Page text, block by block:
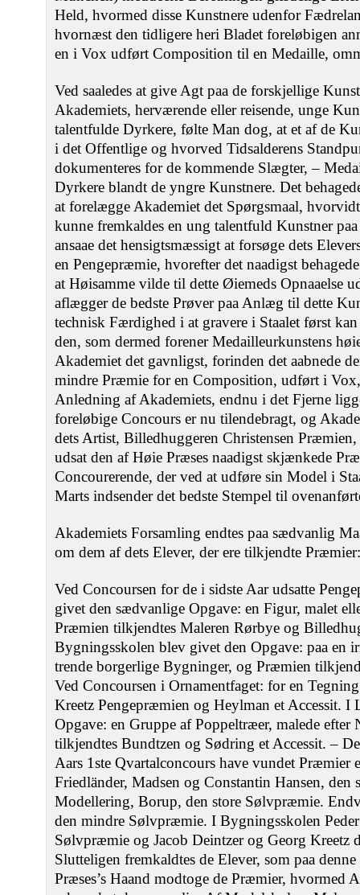
Held, hvormed disse Kunstnere udenfor
hvornæst den tidligere heri Bladet foreløbigen
en i Vox udført Composition til en Medaille,
Ved saaledes at give Agt paa de forskjellige
Akademiets, herværende eller reisende, unge
talentfulde Dyrkere, følte Man dog, at et af de
i det Offentlige og hvorved Tidsalderens
dokumenteres for de kommende Slægter, –
Dyrkere blandt de yngre Kunstnere. Det
at forelægge Akademiet det Spørgsmaal,
kunne fremkaldes en ung talentfuld Kunstner
ansaae det hensigtsmæssigt at forsøge dets
en Pengepræmie, hvorefter det naadigst
at Høisamme vilde til dette Øiemeds Opnaaelse
aflægger de bedste Prøver paa Anlæg til dette
technisk Færdighed i at gravere i Staalet først
den, som dermed forener Medailleurkunstens
Akademiet det gavnligst, forinden det aabnede
mindre Præmie for en Composition, udført i
Anledning af Akademiets, endnu i det Fjerne
foreløbige Concours er nu tilendebragt, og
dets Artist, Billedhuggeren Christensen
udsat den af Høie Præses naadigst skjænkede
Concourerende, der ved at udføre sin Model i
Marts indsender det bedste Stempel til
Akademiets Forsamling endtes paa sædvanlig
om dem af dets Elever, der ere tilkjendte Præmier:
Ved Concoursen for de i sidste Aar udsatte
givet den sædvanlige Opgave: en Figur, malet
Præmien tilkjendtes Maleren Rørbye og
Bygningsskolen blev givet den Opgave: paa en
trende borgerlige Bygninger, og Præmien
Ved Concoursen i Ornamentfaget: for en
Kreetz Pengepræmien og Heylman et Accessit. I
Opgave: en Gruppe af Poppeltræer, malede efter
tilkjendtes Bundtzen og Sødring et Accessit. –
Aars 1ste Qvartalconcours have vundet Præmier
Friedländer, Madsen og Constantin Hansen,
Modellering, Borup, den store Sølvpræmie.
den mindre Sølvpræmie. I Bygningsskolen
Sølvpræmie og Jacob Deintzer og Georg Kreetz
Slutteligen fremkaldtes de Elever, som paa
Præses’s Haand modtoge de Præmier, hvormed